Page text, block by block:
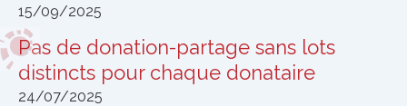
15/09/2025
Pas de donation-partage sans lots
distincts pour chaque donataire
24/07/2025